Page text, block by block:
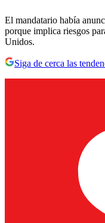
El mandatario había
porque implica riesgos
Unidos.
Siga de cerca las